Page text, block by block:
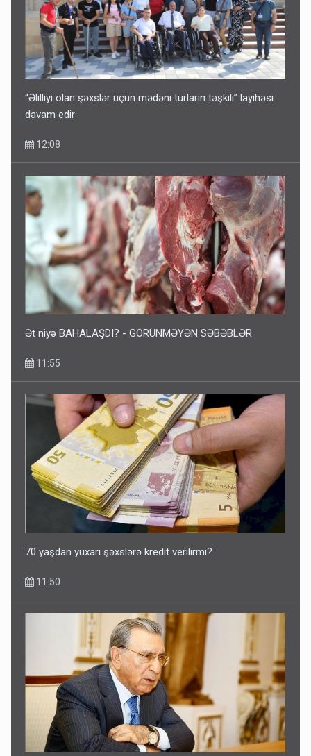
Tərtərdəki hadisənin sirri açıldı: Ər-arvadı yandırıb 15 min
manatı oğurladı
Əhaliyə hava ilə bağlı VACİB XƏBƏRDARLIQ - Saat 11:00-
dan…
09:15
“Əlilliyi olan şəxslər üçün mədəni turların təşkili” layihəsi
davam edir
12:08
Ət niyə BAHALAŞDI? - GÖRÜNMƏYƏN SƏBƏBLƏR
11:55
70 yaşdan yuxarı şəxslərə kredit verilirmi?
11:50